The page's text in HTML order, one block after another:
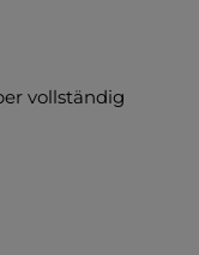
vollständig